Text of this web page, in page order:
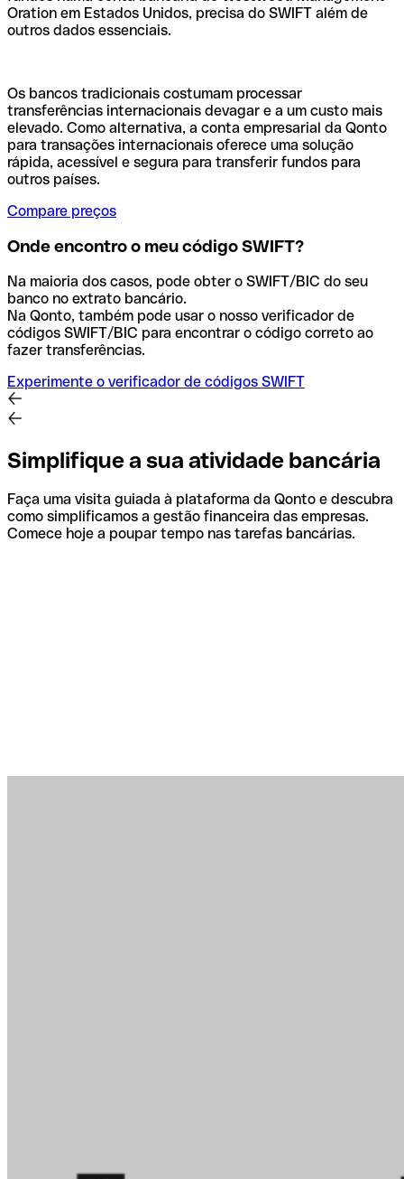
Oration em Estados Unidos, precisa do SWIFT além de
outros dados essenciais.
Os bancos tradicionais costumam processar
transferências internacionais devagar e a um custo mais
elevado. Como alternativa, a conta empresarial da Qonto
para transações internacionais oferece uma solução
rápida, acessível e segura para transferir fundos para
outros países.
Compare preços
Onde encontro o meu código SWIFT?
Na maioria dos casos, pode obter o SWIFT/BIC do seu
banco no extrato bancário.
Na Qonto, também pode usar o nosso verificador de
códigos SWIFT/BIC para encontrar o código correto ao
fazer transferências.
Experimente o verificador de códigos SWIFT
Simplifique a sua atividade bancária
Faça uma visita guiada à plataforma da Qonto e descubra
como simplificamos a gestão financeira das empresas.
Comece hoje a poupar tempo nas tarefas bancárias.